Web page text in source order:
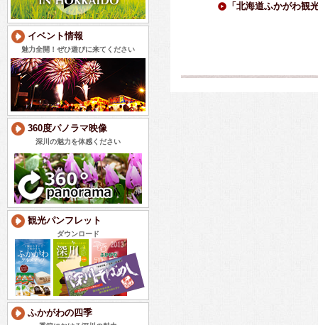
「北海道ふかがわ観
イベント情報
魅力全開！ぜひ遊びに来てください
360度パノラマ映像
深川の魅力を体感ください
観光パンフレット
ダウンロード
ふかがわの四季